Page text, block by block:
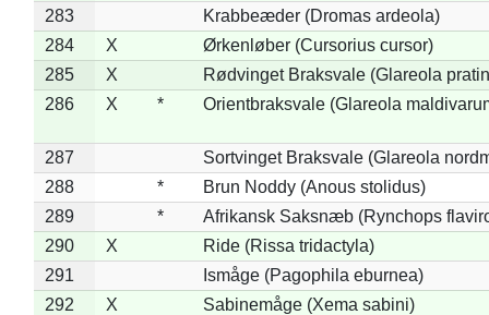
283
Krabbeæder (Dromas ardeola)
284
X
Ørkenløber (Cursorius cursor)
285
X
Rødvinget Braksvale (Glareola
286
X * Orientbraksvale (Glareola
287
Sortvinget Braksvale (Glareola
288
*
Brun Noddy (Anous stolidus)
289
*
Afrikansk Saksnæb (Rynchops
290
X
Ride (Rissa tridactyla)
291
Ismåge (Pagophila eburnea)
292
X
Sabinemåge (Xema sabini)